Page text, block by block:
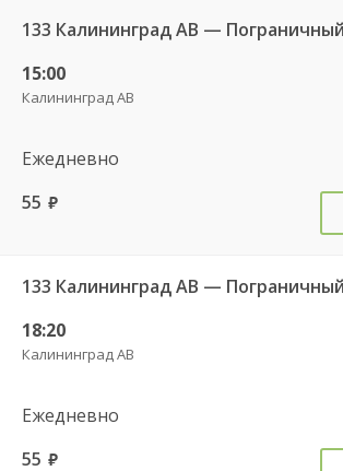
15:00
Калининград АВ
Ежедневно
55 руб.
18:20
Калининград АВ
Ежедневно
55 руб.